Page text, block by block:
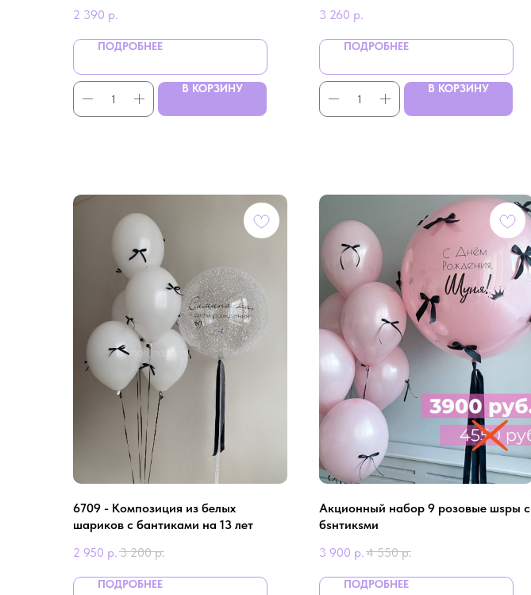
2 390 р.
ПОДРОБНЕЕ
В КОРЗИНУ
3 260 р.
ПОДРОБНЕЕ
В КОРЗИНУ
6709 - Композиция из белых
шариков с бантиками на 13 лет
2 950 р. 3 200 р.
ПОДРОБНЕЕ
Aкционный нaбор 9 розовые шsры с
бsнтикsми
3 900 р. 4 550 р.
ПОДРОБНЕЕ